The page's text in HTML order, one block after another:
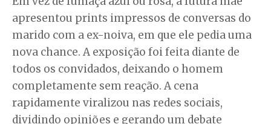
apresentou prints impressos de conversas do
marido com a ex-noiva, em que ele pedia uma
nova chance. A exposição foi feita diante de
todos os convidados, deixando o homem
completamente sem reação. A cena
rapidamente viralizou nas redes sociais,
dividindo opiniões e gerando um debate